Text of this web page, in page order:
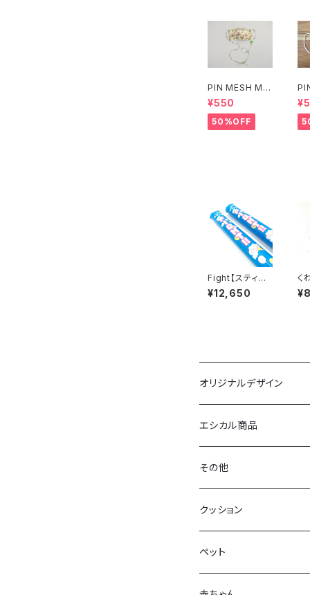
PIN MESH MA
SK FREE(フラワ
ー八重)
¥550
50%OFF
Fight【スティッ
クバルーン】10セ
ット
¥12,650
く
チ
オリジナルデザイン
布ポスター
バック
拭く太郎
クッションカバー
エシカル商品
その他
牡蠣グッズ
ブックカバー（経済大学）
クッション
ペット